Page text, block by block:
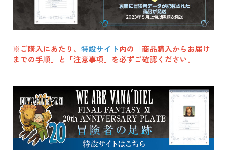
※ご購入にあたり、 特設サイト内の「商品購入からお届け
までの手順」と「注意事項」を必ずご確認ください。